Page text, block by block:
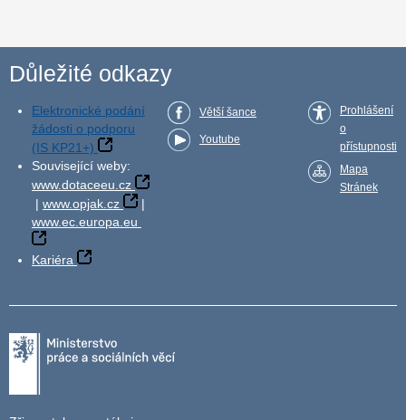
Důležité odkazy
Elektronické podání
žádosti o podporu
(IS KP21+)
Související weby:
www.dotaceeu.cz
| www.opjak.cz
|
www.ec.europa.eu
Kariéra
Větší šance
Youtube
Prohlášení
o
přístupnosti
Mapa
Stránek